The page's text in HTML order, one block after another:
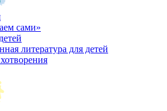
сами»
литература для детей